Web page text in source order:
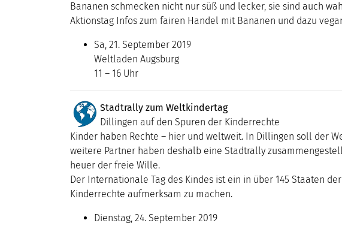
Bananen schmecken nicht nur süß und lecker, sie sind auch
Aktionstag Infos zum fairen Handel mit Bananen und dazu
Sa, 21. September 2019
Weltladen Augsburg
11 – 16 Uhr
Stadtrally zum Weltkindertag
Dillingen auf den Spuren der Kinderrechte
Kinder haben Rechte – hier und weltweit. In Dillingen soll der
weitere Partner haben deshalb eine Stadtrally
heuer der freie Wille.
Der Internationale Tag des Kindes ist ein in über 145 Staaten
Kinderrechte aufmerksam zu machen.
Dienstag, 24. September 2019